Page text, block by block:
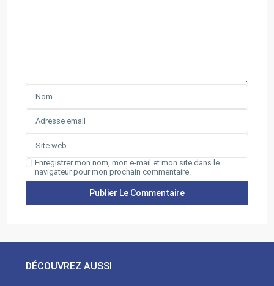
Enregistrer mon nom, mon e-mail et mon site dans le
navigateur pour mon prochain commentaire.
DÉCOUVREZ AUSSI